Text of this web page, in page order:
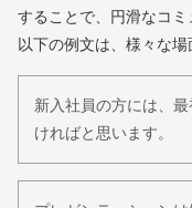
することで、円滑なコミ
以下の例文は、様々な場
新入社員の方には、最
ければと思います。